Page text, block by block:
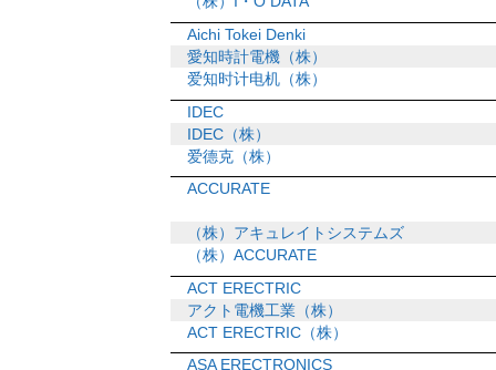
Aichi Tokei Denki
愛知時計電機（株）
爱知时计电机（株）
IDEC
IDEC（株）
爱德克（株）
ACCURATE
（株）アキュレイトシステムズ
（株）ACCURATE
ACT ERECTRIC
アクト電機工業（株）
ACT ERECTRIC（株）
ASA ERECTRONICS